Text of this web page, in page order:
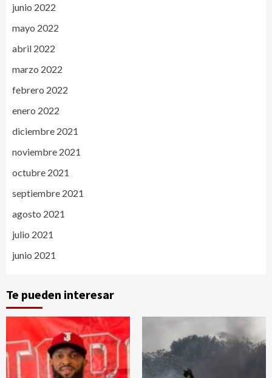
junio 2022
mayo 2022
abril 2022
marzo 2022
febrero 2022
enero 2022
diciembre 2021
noviembre 2021
octubre 2021
septiembre 2021
agosto 2021
julio 2021
junio 2021
Te pueden interesar